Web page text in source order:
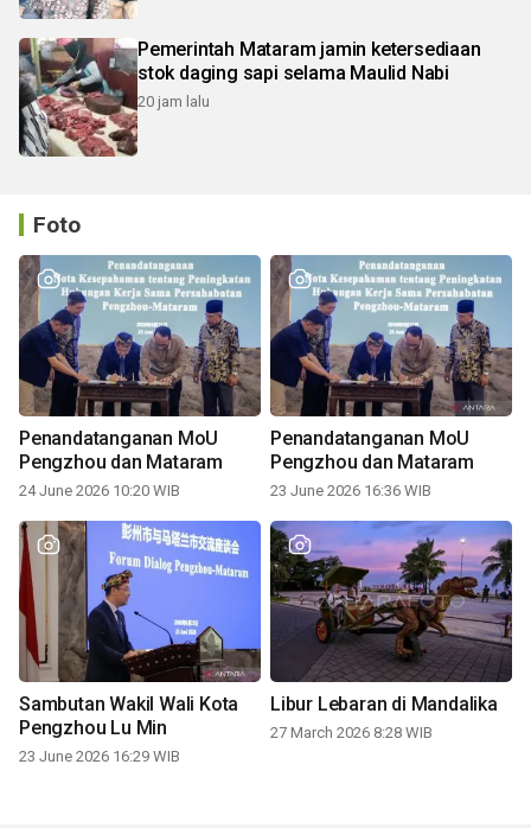
Pemerintah Mataram jamin ketersediaan
stok daging sapi selama Maulid Nabi
20 jam lalu
Foto
Penandatanganan MoU
Pengzhou dan Mataram
24 June 2026 10:20 WIB
Penandatanganan MoU
Pengzhou dan Mataram
23 June 2026 16:36 WIB
Sambutan Wakil Wali Kota
Pengzhou Lu Min
23 June 2026 16:29 WIB
Libur Lebaran di Mandalika
27 March 2026 8:28 WIB